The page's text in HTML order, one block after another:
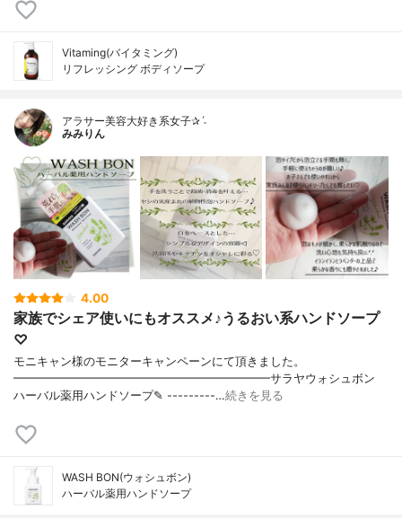
Vitaming(バイタミング)
リフレッシング ボディソープ
アラサー美容大好き系女子✰ˊ˗
みみりん
4.00
家族でシェア使いにもオススメ♪うるおい系ハンドソープ
♡
モニキャン様のモニターキャンペーンにて頂きました。
━━━━━━━━━━━━━━━━━━━━━━サラヤウォシュボン
ハーバル薬用ハンドソープ✎ ---------…続きを見る
WASH BON(ウォシュボン)
ハーバル薬用ハンドソープ